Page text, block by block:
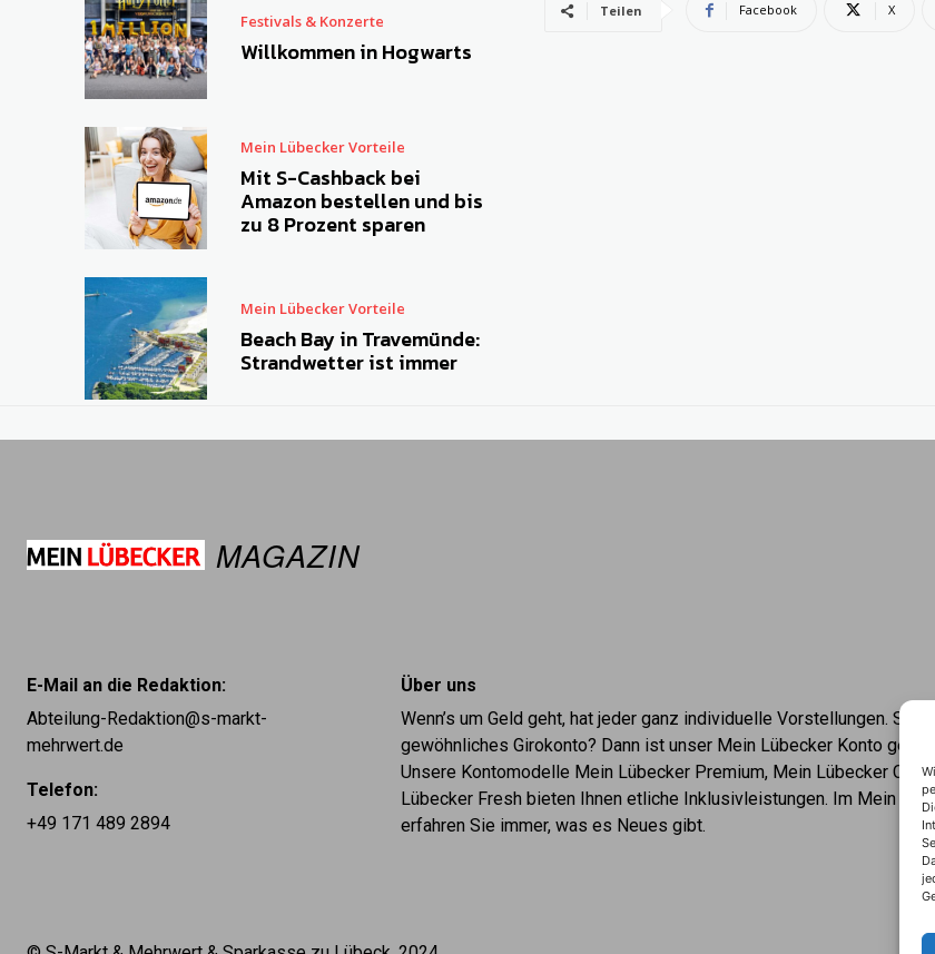
Festivals & Konzerte
Willkommen in Hogwarts
Mein Lübecker Vorteile
Mit S-Cashback bei
Amazon bestellen und bis
zu 8 Prozent sparen
Mein Lübecker Vorteile
Beach Bay in Travemünde:
Strandwetter ist immer
Teilen Facebook X
MAGAZIN
E-Mail an die Redaktion:
Abteilung-Redaktion@s-markt-
mehrwert.de
Telefon:
+49 171 489 2894
Über uns
Wenn’s um Geld geht, hat jeder ganz individuelle Vorstellungen. Sie
gewöhnliches Girokonto? Dann ist unser Mein Lübecker Konto genau
Unsere Kontomodelle Mein Lübecker Premium, Mein Lübecker
Lübecker Fresh bieten Ihnen etliche Inklusivleistungen. Im Mein
erfahren Sie immer, was es Neues gibt.